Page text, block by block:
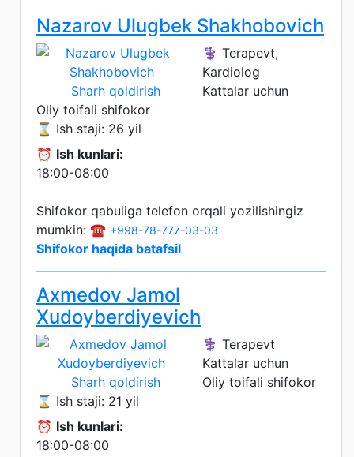
Nazarov Ulugbek Shakhobovich
Sharh qoldirish
⚕️ Terapevt,
Kardiolog
Kattalar uchun
Oliy toifali shifokor
⌛ Ish staji: 26 yil
⏰ Ish kunlari:
18:00-08:00
Shifokor qabuliga telefon orqali yozilishingiz
mumkin: ☎️ +998-78-777-03-03
Shifokor haqida batafsil
Axmedov Jamol
Xudoyberdiyevich
Sharh qoldirish
⚕️ Terapevt
Kattalar uchun
Oliy toifali shifokor
⌛ Ish staji: 21 yil
⏰ Ish kunlari:
18:00-08:00